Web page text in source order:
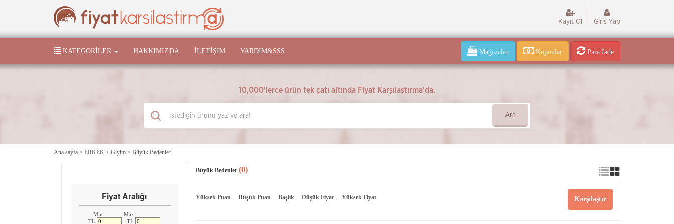
Kayıt Ol Giriş Yap
KATEGORILER HAKKIMIZDA İLETIŞIM YARDIM&SSS Mağazalar Kuponlar Para İade
10,000'lerce ürün tek çatı altında Fiyat Karşılaştırma'da.
Ara
Ana sayfa > ERKEK > Giyim > Büyük Bedenler
Fiyat Aralığı
Min
Max
TL
- TL
Büyük Bedenler (0)
Yüksek Puan Düşük Puan Başlık Düşük Fiyat Yüksek Fiyat Karşılaştır